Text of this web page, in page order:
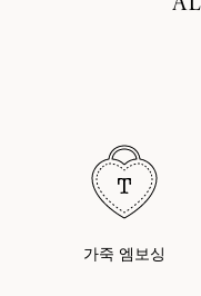
가죽 엠보싱